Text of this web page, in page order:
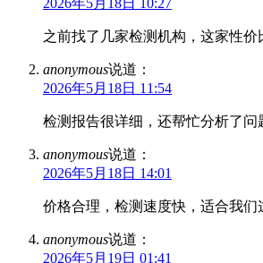
2026年5月18日 10:27
之前找了几家检测机构，这家性价
anonymous说道：
2026年5月18日 11:54
检测报告很详细，还帮忙分析了问
anonymous说道：
2026年5月18日 14:01
价格合理，检测速度快，适合我们
anonymous说道：
2026年5月19日 01:41